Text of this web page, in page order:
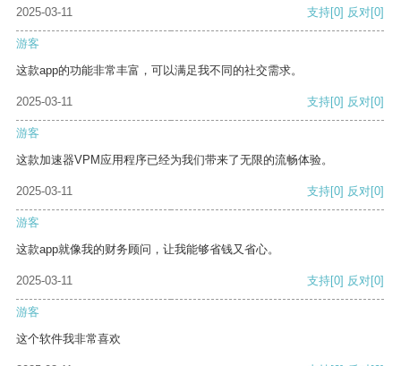
2025-03-11 支持[0] 反对[0]
游客
这款app的功能非常丰富，可以满足我不同的社交需求。
2025-03-11 支持[0] 反对[0]
游客
这款加速器VPM应用程序已经为我们带来了无限的流畅体验。
2025-03-11 支持[0] 反对[0]
游客
这款app就像我的财务顾问，让我能够省钱又省心。
2025-03-11 支持[0] 反对[0]
游客
这个软件我非常喜欢